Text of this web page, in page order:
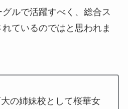
ルで活躍すべく、総合ス
ているのではと思われま
の姉妹校として桜華女